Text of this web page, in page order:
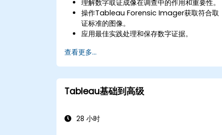
理解数字取证成像在调查中的作用和重要性。
操作Tableau Forensic Imager获取符合取
证标准的图像。
应用最佳实践处理和保存数字证据。
分析和验证取证图像，确保其完整性和法庭可
采性。
查看更多...
Tableau基础到高级
28 小时